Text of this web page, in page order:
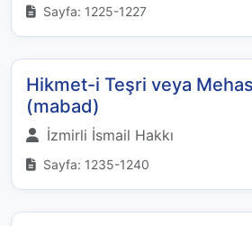
Sayfa: 1225-1227
Hikmet-i Teşri veya
(mabad)
İzmirli İsmail Hakkı
Sayfa: 1235-1240